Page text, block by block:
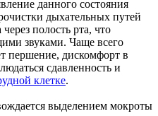
данного состояния
дыхательных путей
полость рта, что
звуками. Чаще всего
першение, дискомфорт в
сдавленность и
клетке.
выделением мокроты